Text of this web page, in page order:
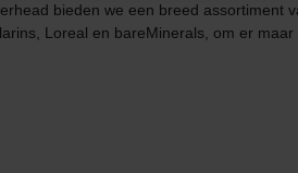
bieden we een breed assortiment
Loreal en bareMinerals, om er